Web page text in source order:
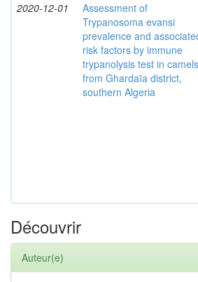
2020-12-01
Assessment of
Trypanosoma evansi
prevalence and
risk factors by immune
trypanolysis test in camels
from Ghardaïa district,
southern Algeria
Découvrir
Auteur(e)